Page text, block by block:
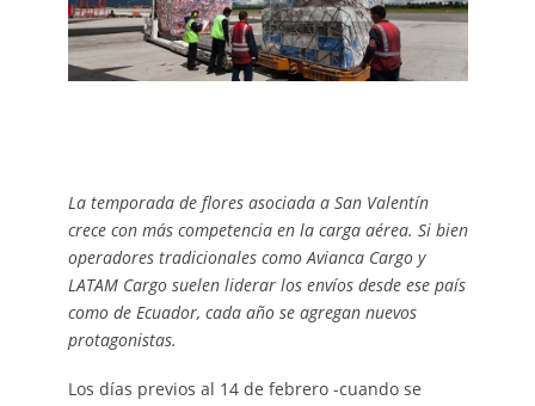
La temporada de flores asociada a San Valentín
crece con más competencia en la carga aérea. Si bien
operadores tradicionales como Avianca Cargo y
LATAM Cargo suelen liderar los envíos desde ese país
como de Ecuador, cada año se agregan nuevos
protagonistas.
Los días previos al 14 de febrero -cuando se